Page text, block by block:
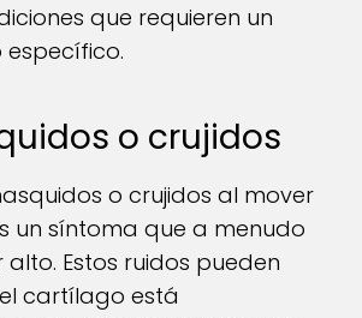
que requieren un
o crujidos
o crujidos al mover
un síntoma que a menudo
Estos ruidos pueden
cartílago está